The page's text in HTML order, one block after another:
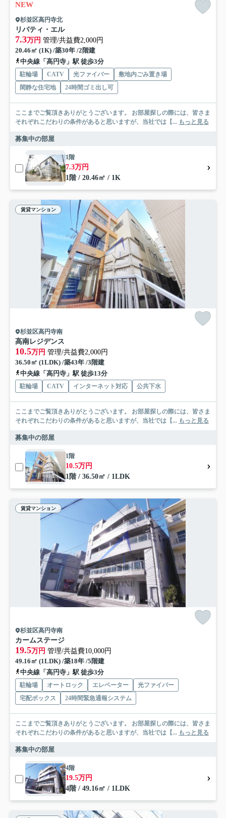
NEW
杉並区高円寺北
リバティ・エル
7.3万円 管理/共益費2,000円
20.46㎡ (1K) /築30年 /2階建
中央線「高円寺」駅 徒歩3分
駐輪場 CATV 光ファイバー
敷地内ごみ置き場
閑静な住宅地
24時間ゴミ出し可
ここまでご覧頂きありがとうございます。 お部屋探しの際には、皆さま
それぞれこだわりの条件があると思いますが、当社では【... もっと見る
募集中の部屋
1階
7.3万円
1階 / 20.46㎡ / 1K
賃貸マンション
杉並区高円寺南
高南レジデンス
10.5万円 管理/共益費2,000円
36.50㎡ (1LDK) /築43年 /3階建
中央線「高円寺」駅 徒歩13分
駐輪場 CATV インターネット対応 公共下水
ここまでご覧頂きありがとうございます。 お部屋探しの際には、皆さま
それぞれこだわりの条件があると思いますが、当社では【... もっと見る
募集中の部屋
1階
10.5万円
1階 / 36.50㎡ / 1LDK
賃貸マンション
杉並区高円寺南
カームステージ
19.5万円 管理/共益費10,000円
49.16㎡ (1LDK) /築18年 /5階建
中央線「高円寺」駅 徒歩3分
駐輪場 オートロック エレベーター
光ファイバー
宅配ボックス
24時間緊急通報システム
ここまでご覧頂きありがとうございます。 お部屋探しの際には、皆さま
それぞれこだわりの条件があると思いますが、当社では【... もっと見る
募集中の部屋
4階
19.5万円
4階 / 49.16㎡ / 1LDK